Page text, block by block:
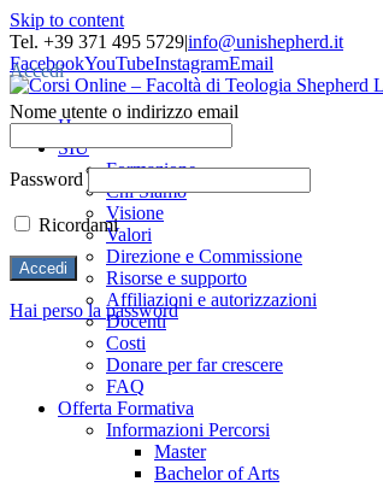
Skip to content
Tel. +39 371 495 5729|info@unishepherd.it
FacebookYouTubeInstagramEmail
Home
SIU
Formazione
Chi Siamo
Visione
Valori
Direzione e Commissione
Risorse e supporto
Affiliazioni e autorizzazioni
Docenti
Costi
Donare per far crescere
FAQ
Offerta Formativa
Informazioni Percorsi
Master
Bachelor of Arts
Accedi
Nome utente o indirizzo email
Password
Ricordami
Hai perso la password